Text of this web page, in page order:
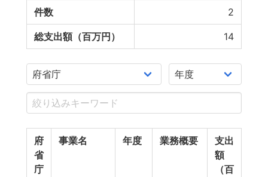
件数
2
総支出額（百万円） 14
府
省
庁
事業名 年度 業務概要
支出
額
（百